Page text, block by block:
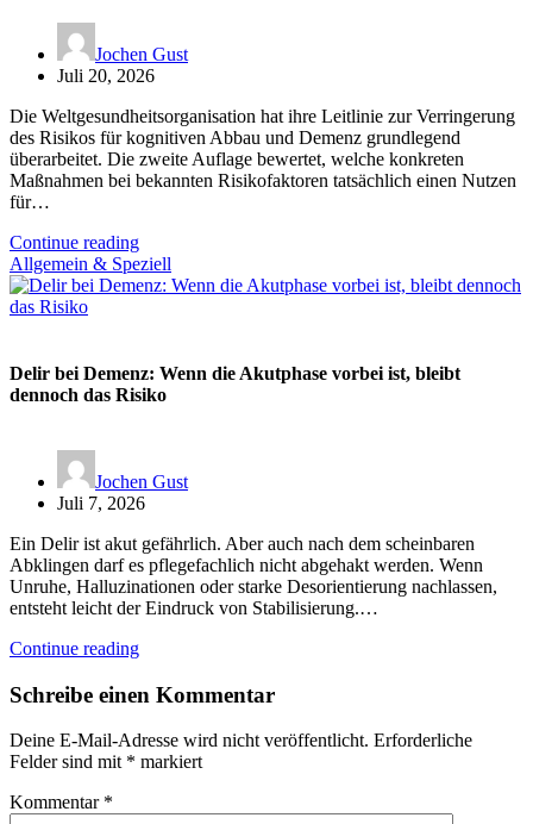
Jochen Gust
Juli 20, 2026
Die Weltgesundheitsorganisation hat ihre Leitlinie zur Verringerung
des Risikos für kognitiven Abbau und Demenz grundlegend
überarbeitet. Die zweite Auflage bewertet, welche konkreten
Maßnahmen bei bekannten Risikofaktoren tatsächlich einen Nutzen
für…
Continue reading
Allgemein & Speziell
Delir bei Demenz: Wenn die Akutphase vorbei ist, bleibt
dennoch das Risiko
Jochen Gust
Juli 7, 2026
Ein Delir ist akut gefährlich. Aber auch nach dem scheinbaren
Abklingen darf es pflegefachlich nicht abgehakt werden. Wenn
Unruhe, Halluzinationen oder starke Desorientierung nachlassen,
entsteht leicht der Eindruck von Stabilisierung.…
Continue reading
Schreibe einen Kommentar
Deine E-Mail-Adresse wird nicht veröffentlicht. Erforderliche
Felder sind mit * markiert
Kommentar *